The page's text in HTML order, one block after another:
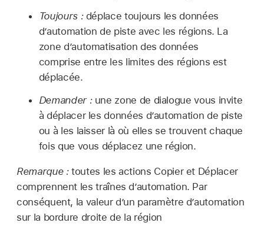
Toujours :déplace toujours les données
d’automation de piste avec les régions. La
zone d’automatisation des données
comprise entre les limites des régions est
déplacée.
Demander :une zone de dialogue vous invite
à déplacer les données d’automation de piste
ou à les laisser là où elles se trouvent chaque
fois que vous déplacez une région.
Remarque :toutes les actions Copier et Déplacer
comprennent les traînes d’automation. Par
conséquent, la valeur d’un paramètre d’automation
sur la bordure droite de la région